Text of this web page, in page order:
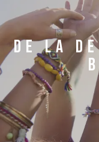
DE LA